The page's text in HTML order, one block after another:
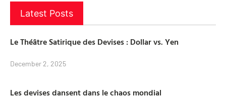
Latest Posts
Le Théâtre Satirique des Devises : Dollar vs. Yen
December 2, 2025
Les devises dansent dans le chaos mondial